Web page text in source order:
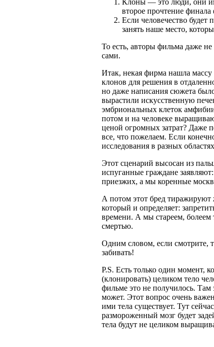
Клоны — это люди, они
второе прочтение финала
Если человечество
занять наше место,
То есть, авторы фильма даже
сами.
Итак, некая фирма нашла
клонов для решения в
но даже написания сюжета
вырастили искусственную
эмбриональных клеток
потом и на человеке
ценой огромных затрат? Даже
все, что пожелаем. Если
исследования в разных
Этот сценарий высосан из
испуганные граждане
приезжих, а мы коренные
А потом этот бред тиражируют
который и определяет:
времени. А мы стареем, болеем
смертью.
Одним словом, если смотрите,
забивать!
P.S. Есть только один момент,
(клонировать) целиком тело
фильме это не получилось. Там
может. Этот вопрос очень
ими тела существует. Тут
размороженный мозг будет
тела будут не целиком